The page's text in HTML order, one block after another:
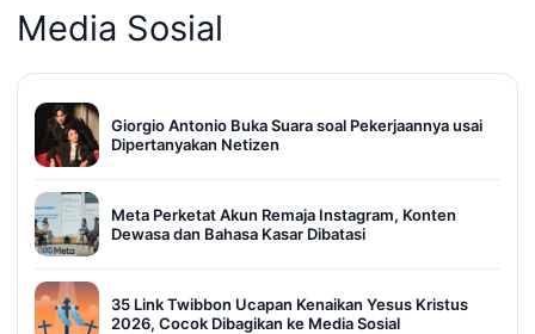
Media Sosial
Giorgio Antonio Buka Suara soal Pekerjaannya usai
Dipertanyakan Netizen
Meta Perketat Akun Remaja Instagram, Konten
Dewasa dan Bahasa Kasar Dibatasi
35 Link Twibbon Ucapan Kenaikan Yesus Kristus
2026, Cocok Dibagikan ke Media Sosial